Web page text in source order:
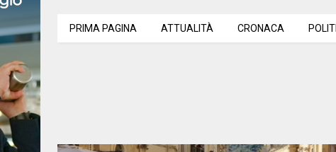
PRIMA PAGINA ATTUALITÀ CRONACA